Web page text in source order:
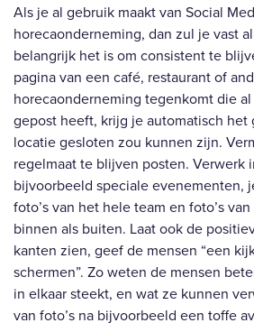
Als je al gebruik maakt van Social
horecaonderneming, dan zul je vast
belangrijk het is om consistent te
pagina van een café, restaurant of
horecaonderneming tegenkomt die
gepost heeft, krijg je automatisch het
locatie gesloten zou kunnen zijn.
regelmaat te blijven posten. Verwerk
bijvoorbeeld speciale evenementen,
foto’s van het hele team en foto’s
binnen als buiten. Laat ook de
kanten zien, geef de mensen “een
schermen”. Zo weten de mensen
in elkaar steekt, en wat ze kunnen
van foto’s na bijvoorbeeld een toffe